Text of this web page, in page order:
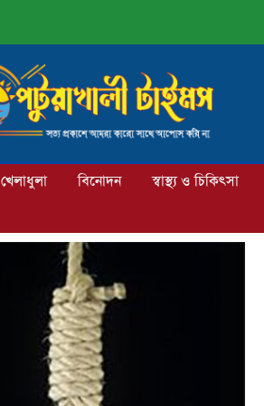
খেলাধুলা বিনোদন স্বাস্থ্য ও চিকিৎসা